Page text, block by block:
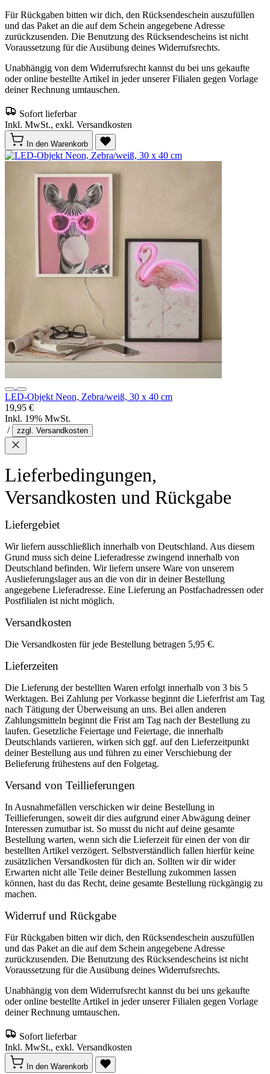
Für Rückgaben bitten wir dich, den Rücksendeschein auszufüllen
und das Paket an die auf dem Schein angegebene Adresse
zurückzusenden. Die Benutzung des Rücksendescheins ist nicht
Voraussetzung für die Ausübung deines Widerrufsrechts.
Unabhängig von dem Widerrufsrecht kannst du bei uns gekaufte
oder online bestellte Artikel in jeder unserer Filialen gegen Vorlage
deiner Rechnung umtauschen.
Sofort lieferbar
Inkl. MwSt., exkl. Versandkosten
In den Warenkorb
LED-Objekt Neon, Zebra/weiß, 30 x 40 cm
19,95 €
Inkl. 19% MwSt.
/
zzgl. Versandkosten
Lieferbedingungen,
Versandkosten und Rückgabe
Liefergebiet
Wir liefern ausschließlich innerhalb von Deutschland. Aus diesem
Grund muss sich deine Lieferadresse zwingend innerhalb von
Deutschland befinden. Wir liefern unsere Ware von unserem
Auslieferungslager aus an die von dir in deiner Bestellung
angegebene Lieferadresse. Eine Lieferung an Postfachadressen oder
Postfilialen ist nicht möglich.
Versandkosten
Die Versandkosten für jede Bestellung betragen 5,95 €.
Lieferzeiten
Die Lieferung der bestellten Waren erfolgt innerhalb von 3 bis 5
Werktagen. Bei Zahlung per Vorkasse beginnt die Lieferfrist am Tag
nach Tätigung der Überweisung an uns. Bei allen anderen
Zahlungsmitteln beginnt die Frist am Tag nach der Bestellung zu
laufen. Gesetzliche Feiertage und Feiertage, die innerhalb
Deutschlands variieren, wirken sich ggf. auf den Lieferzeitpunkt
deiner Bestellung aus und führen zu einer Verschiebung der
Belieferung frühestens auf den Folgetag.
Versand von Teillieferungen
In Ausnahmefällen verschicken wir deine Bestellung in
Teillieferungen, soweit dir dies aufgrund einer Abwägung deiner
Interessen zumutbar ist. So musst du nicht auf deine gesamte
Bestellung warten, wenn sich die Lieferzeit für einen der von dir
bestellten Artikel verzögert. Selbstverständlich fallen hierfür keine
zusätzlichen Versandkosten für dich an. Sollten wir dir wider
Erwarten nicht alle Teile deiner Bestellung zukommen lassen
können, hast du das Recht, deine gesamte Bestellung rückgängig zu
machen.
Widerruf und Rückgabe
Für Rückgaben bitten wir dich, den Rücksendeschein auszufüllen
und das Paket an die auf dem Schein angegebene Adresse
zurückzusenden. Die Benutzung des Rücksendescheins ist nicht
Voraussetzung für die Ausübung deines Widerrufsrechts.
Unabhängig von dem Widerrufsrecht kannst du bei uns gekaufte
oder online bestellte Artikel in jeder unserer Filialen gegen Vorlage
deiner Rechnung umtauschen.
Sofort lieferbar
Inkl. MwSt., exkl. Versandkosten
In den Warenkorb